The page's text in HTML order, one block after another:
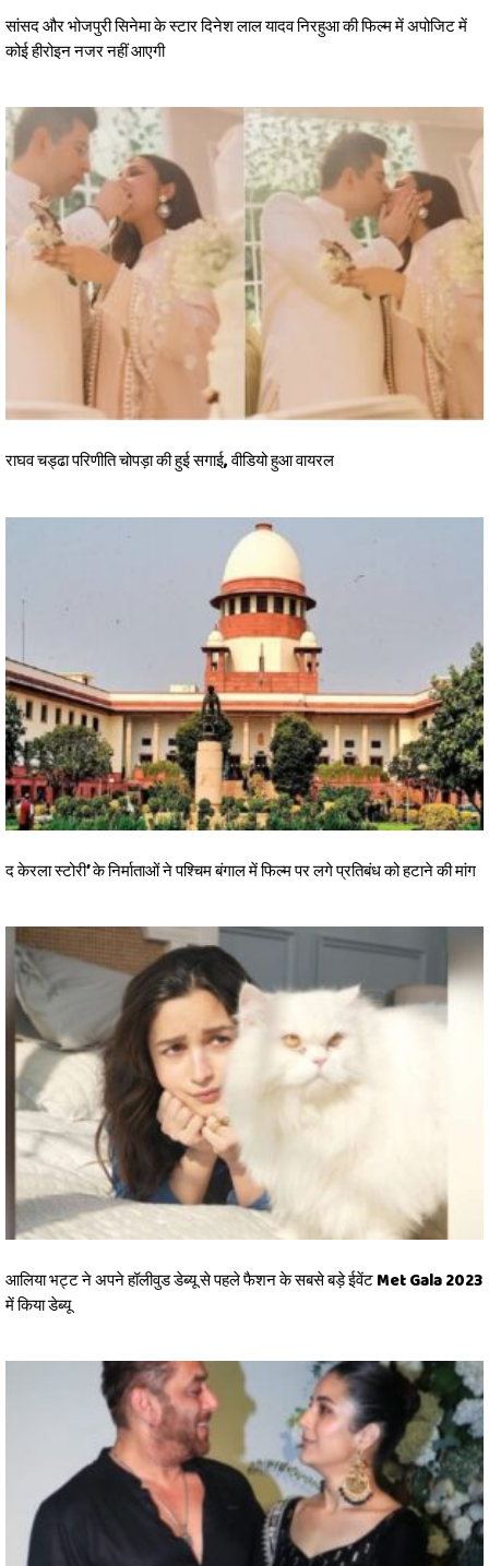
सांसद और भोजपुरी सिनेमा के स्टार दिनेश लाल यादव निरहुआ की फिल्म में अपोजिट में
कोई हीरोइन नजर नहीं आएगी
राघव चड्ढा परिणीति चोपड़ा की हुई सगाई, वीडियो हुआ वायरल
द केरला स्टोरी’ के निर्माताओं ने पश्चिम बंगाल में फिल्म पर लगे प्रतिबंध को हटाने की मांग
आलिया भट्ट ने अपने हॉलीवुड डेब्यू से पहले फैशन के सबसे बड़े ईवेंट Met Gala 2023
में किया डेब्यू